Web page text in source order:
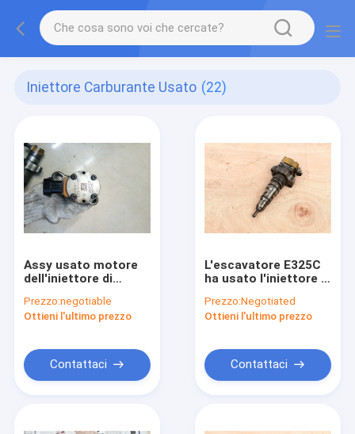
Iniettore Carburante Usato (22)
Assy usato motore
dell'iniettore di
iniettori diesel della
seconda mano per
Prezzo:negotiable
Ottieni l'ultimo prezzo
Contattaci
L'escavatore E325C
ha usato l'iniettore di
3126 171-9704 198-
6605 128-6601
Prezzo:Negotiated
Ottieni l'ultimo prezzo
Contattaci